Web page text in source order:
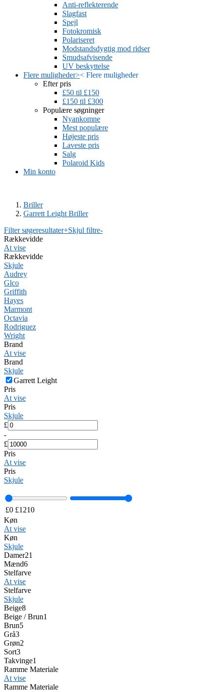
Anti-reflekterende
Slagfast
Spejl
Fotokromisk
Polariseret
Modstandsdygtig mod ridser
Smudsafvisende
UV beskyttelse
Flere muligheder>< Flere muligheder
Efter pris
£50 til £150
£150 til £300
Populære søgninger
Nyankomne
Mest populære
Højeste pris
Laveste pris
Salg
Polaroid Kids
Min konto
Briller
Garrett Leight Briller
Filter søgeresultater+Skjul filtre-
Rækkevidde
At vise
Rækkevidde
Skjule
Audrey
Glco
Griffith
Hayes
Marmont
Octavia
Rodriguez
Wright
Brand
At vise
Brand
Skjule
Garrett Leight
Pris
At vise
Pris
Skjule
£
-
£
Pris
At vise
Pris
Skjule
£0 £1210
Køn
At vise
Køn
Skjule
Damer21
Mænd6
Stelfarve
At vise
Stelfarve
Skjule
Beige8
Beige / Brun1
Brun5
Grå3
Grøn2
Sort3
Takvinge1
Ramme Materiale
At vise
Ramme Materiale